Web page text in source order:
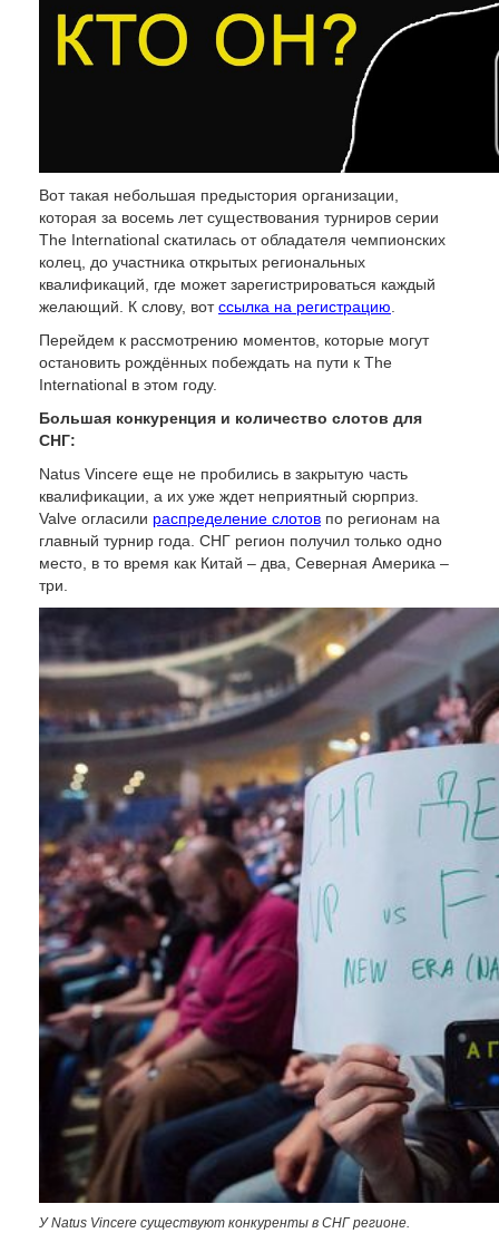
Вот такая небольшая предыстория организации,
которая за восемь лет существования турниров серии
The International скатилась от обладателя чемпионских
колец, до участника открытых региональных
квалификаций, где может зарегистрироваться каждый
желающий. К слову, вотссылка на регистрацию
Перейдем к рассмотрению моментов, которые могут
остановить рождённых побеждать на пути к The
International в этом году.
Большая конкуренция и количество слотов для
СНГ:
Natus Vincere еще не пробились в закрытую часть
квалификации, а их уже ждет неприятный сюрприз.
Valve огласили распределение слотов по регионам на
главный турнир года. СНГ регион получил только одно
место, в то время как Китай – два, Северная Америка –
три.
У Natus Vincere существуют конкуренты в СНГ регионе.